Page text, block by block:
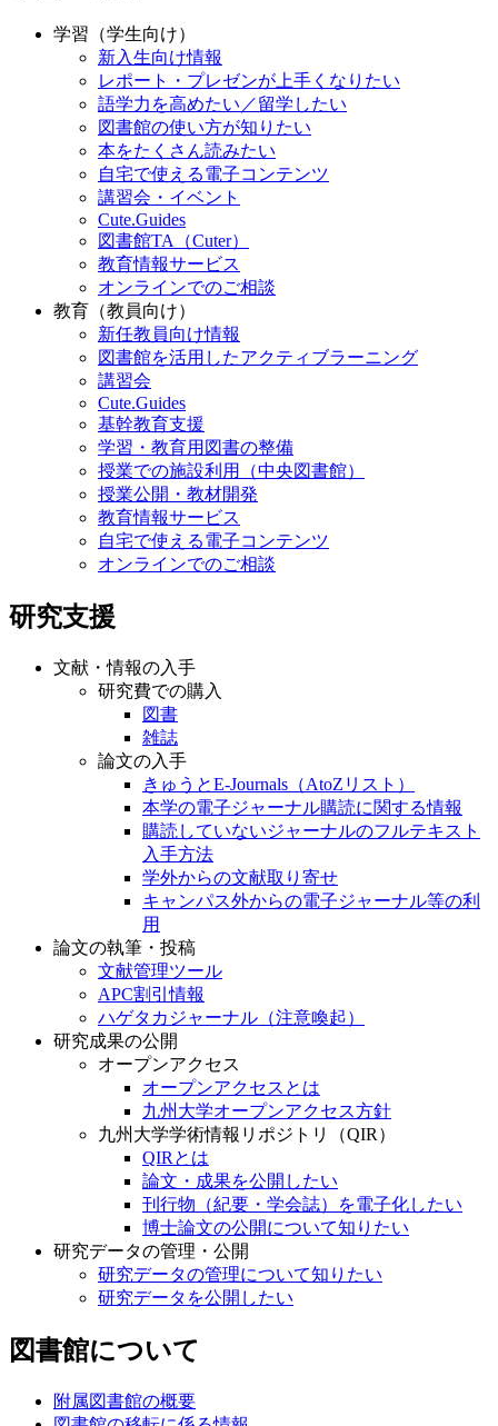
学習（学生向け）
新入生向け情報
レポート・プレゼンが上手くなりたい
語学力を高めたい／留学したい
図書館の使い方が知りたい
本をたくさん読みたい
自宅で使える電子コンテンツ
講習会・イベント
Cute.Guides
図書館TA（Cuter）
教育情報サービス
オンラインでのご相談
教育（教員向け）
新任教員向け情報
図書館を活用したアクティブラーニング
講習会
Cute.Guides
基幹教育支援
学習・教育用図書の整備
授業での施設利用（中央図書館）
授業公開・教材開発
教育情報サービス
自宅で使える電子コンテンツ
オンラインでのご相談
研究支援
文献・情報の入手
研究費での購入
図書
雑誌
論文の入手
きゅうとE-Journals（AtoZリスト）
本学の電子ジャーナル購読に関する情報
購読していないジャーナルのフルテキスト
入手方法
学外からの文献取り寄せ
キャンパス外からの電子ジャーナル等の利
用
論文の執筆・投稿
文献管理ツール
APC割引情報
ハゲタカジャーナル（注意喚起）
研究成果の公開
オープンアクセス
オープンアクセスとは
九州大学オープンアクセス方針
九州大学学術情報リポジトリ（QIR）
QIRとは
論文・成果を公開したい
刊行物（紀要・学会誌）を電子化したい
博士論文の公開について知りたい
研究データの管理・公開
研究データの管理について知りたい
研究データを公開したい
図書館について
附属図書館の概要